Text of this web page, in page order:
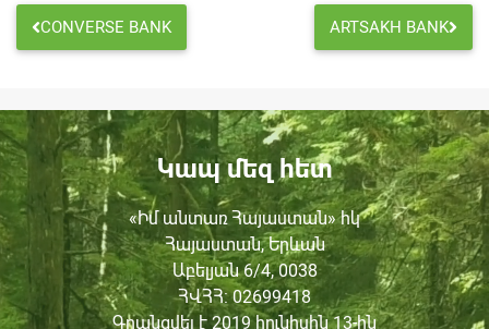
CONVERSE BANK ARTSAKH BANK
Կապ մեզ հետ
«Իմ անտառ Հայաստան» հկ
Հայաստան, Երևան
Աբելյան 6/4, 0038
ՀՎՀՀ: 02699418
Գրանցվել է 2019 հունիսին13-ին